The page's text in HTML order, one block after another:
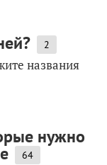
2
названия
нужно
64